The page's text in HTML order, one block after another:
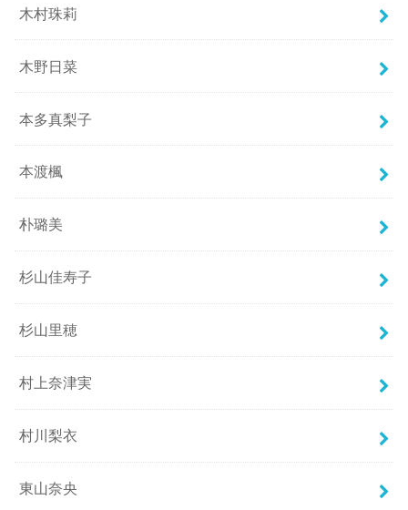
木村珠莉
木野日菜
本多真梨子
本渡楓
朴璐美
杉山佳寿子
杉山里穂
村上奈津実
村川梨衣
東山奈央